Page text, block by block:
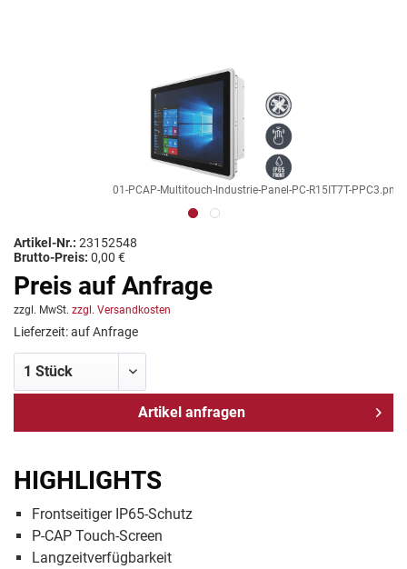
01-PCAP-Multitouch-Industrie-Panel-PC-R15IT7T-
Artikel-Nr.: 23152548
Brutto-Preis: 0,00 €
Preis auf Anfrage
zzgl. MwSt. zzgl. Versandkosten
Lieferzeit: auf Anfrage
Artikel anfragen
HIGHLIGHTS
Frontseitiger IP65-Schutz
P-CAP Touch-Screen
Langzeitverfügbarkeit